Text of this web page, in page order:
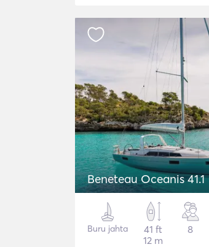
Beneteau Oceanis 41.1
Buru jahta
41 ft
12 m
8